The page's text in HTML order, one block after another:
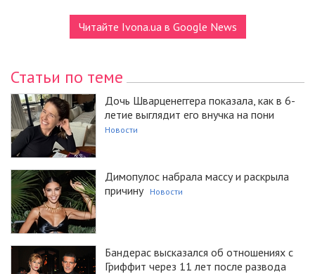
Читайте Ivona.ua в Google News
Статьи по теме
Дочь Шварценеггера показала, как в 6-
летие выглядит его внучка на пони
Новости
Димопулос набрала массу и раскрыла
причину
Новости
Бандерас высказался об отношениях с
Гриффит через 11 лет после развода